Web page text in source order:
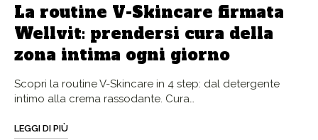
La routine V-Skincare firmata
Wellvit: prendersi cura della
zona intima ogni giorno
Scopri la routine V-Skincare in 4 step: dal detergente
intimo alla crema rassodante. Cura…
LEGGI DI PIÙ